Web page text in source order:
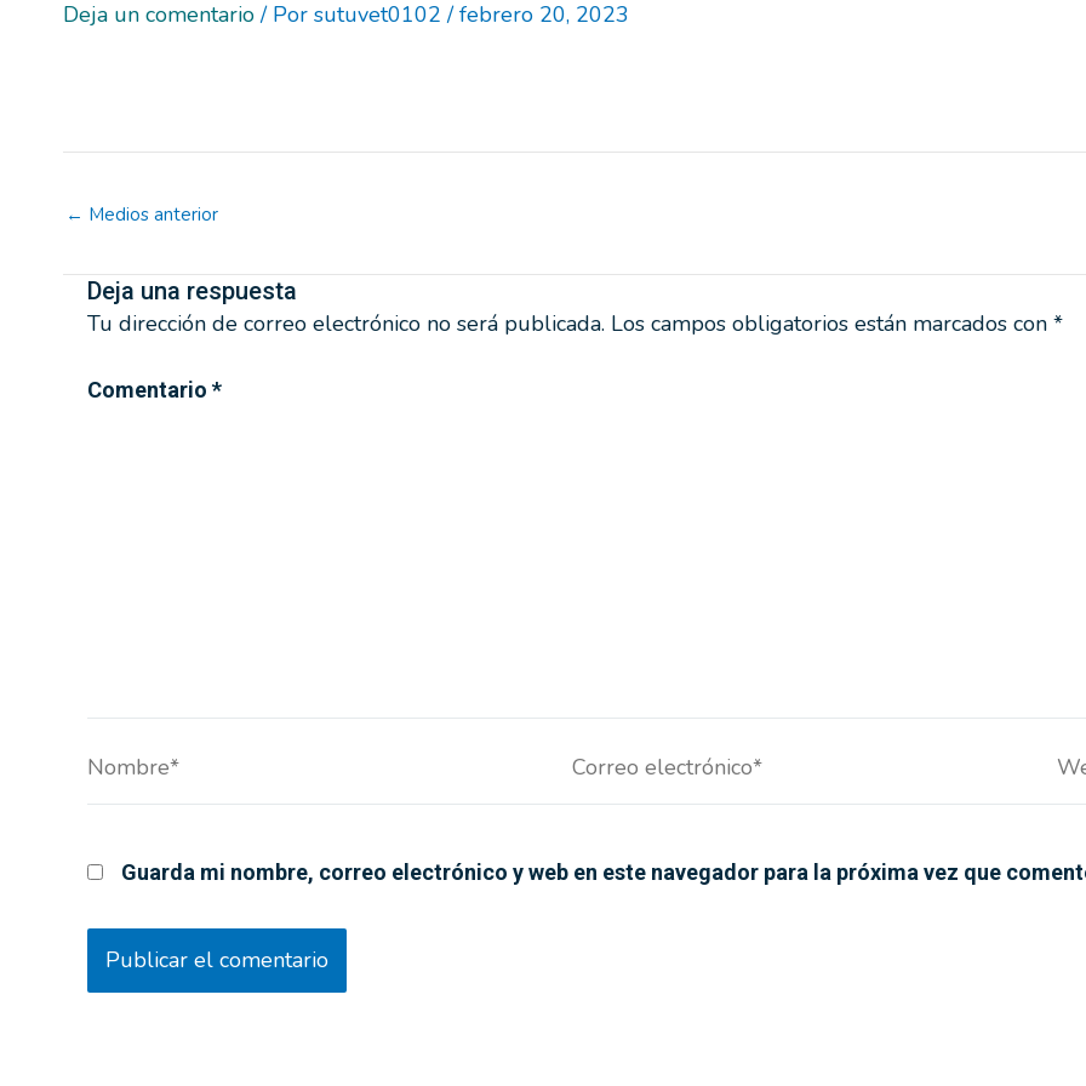
Deja un comentario / Por sutuvet0102/febrero 20, 2023
← Medios anterior
Deja una respuesta
Tu dirección de correo electrónico no será publicada. Los campos obligatorios están marcados con *
Comentario *
electrónico*
Guarda mi nombre, correo electrónico y web en este navegador para la próxima vez que